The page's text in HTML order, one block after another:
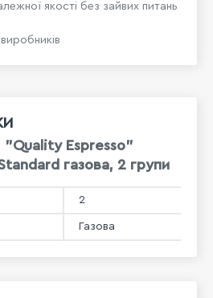
якості без зайвих питань
"Quality Espresso"
газова, 2 групи
2
Газова